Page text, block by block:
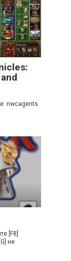
nwcagents
[F8]
нe